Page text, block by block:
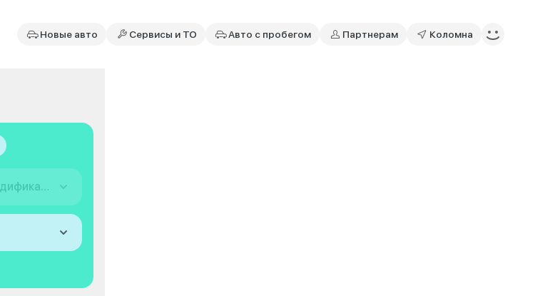
Новые авто Сервисы и ТО Авто с пробегом Партнерам Коломна
Модификация